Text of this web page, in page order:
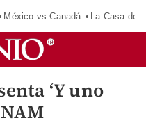
México vs Canadá La Casa de
‘Y uno